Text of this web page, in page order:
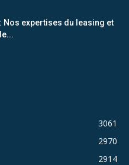
Nos expertises du leasing et
3061
2970
2914